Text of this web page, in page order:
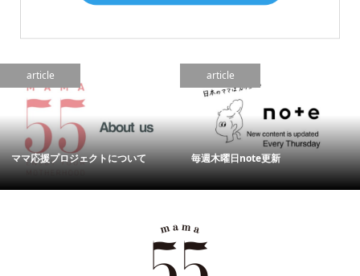
article
ママ応援プロジェクトについて
article
毎週木曜日note更新